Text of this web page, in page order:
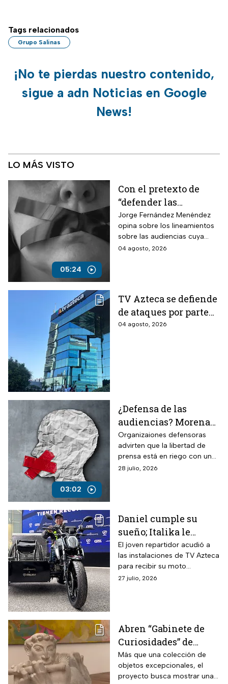
Tags relacionados
Grupo Salinas
¡No te pierdas nuestro contenido,
sigue a adn Noticias en Google
News!
LO MÁS VISTO
05:24
Con el pretexto de
“defender las
audiencias”, crearán
un modelo de control
para silenciar la
crítica
Jorge Fernández Menéndez
opina sobre los lineamientos
sobre las audiencias cuya
finalidad es la censura y que
04 agosto, 2026
TV Azteca se defiende
de ataques por parte
del Gobierno de
04 agosto, 2026
03:02
¿Defensa de las
audiencias? Morena
planea restringir la
libertad e expresión y
ampliar censura
Organizaiones defensoras
advirten que la libertad de
prensa está en riego con una
nueva ley sobre la supuesta
28 julio, 2026
Daniel cumple su
sueño; Italika le
regala una moto
adaptada para su silla
de ruedas “me
encanta su diseño”
El joven repartidor acudió a
las instalaciones de TV Azteca
para recibir su moto
adaptada; su historia se
27 julio, 2026
Abren “Gabinete de
Curiosidades” de
Ricardo y María Laura
Salinas con cerca de
300 piezas históricas
Más que una colección de
objetos excepcionales, el
proyecto busca mostrar una